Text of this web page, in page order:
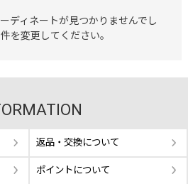
ディネートが見つかりませんでし
を変更してください。
返品・交換について
ポイントについて